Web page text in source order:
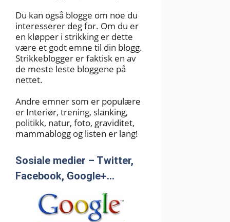
Du kan også blogge om noe du
interesserer deg for. Om du er
en kløpper i strikking er dette
være et godt emne til din blogg.
Strikkeblogger er faktisk en av
de meste leste bloggene på
nettet.
Andre emner som er populære
er Interiør, trening, slanking,
politikk, natur, foto, graviditet,
mammablogg og listen er lang!
Sosiale medier – Twitter,
Facebook, Google+…